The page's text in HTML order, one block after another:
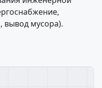
вывод мусора).